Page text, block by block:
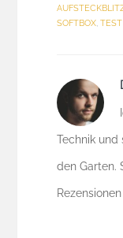
SOFTBOX,TEST
Technik und
den Garten.